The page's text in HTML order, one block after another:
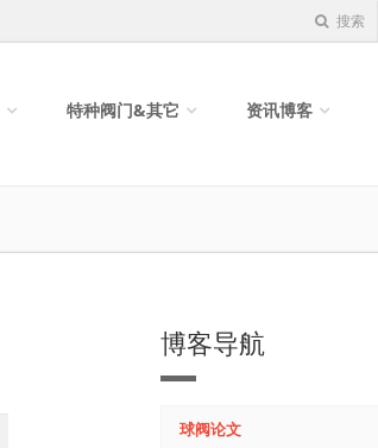
搜索
特种阀门&其它 资讯博客
博客导航
球阀论文